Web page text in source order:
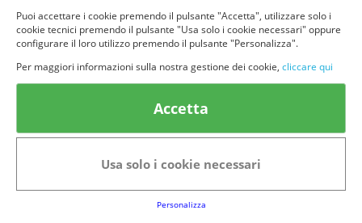
Non pratico o lo pratico saltuarialmente
Cookie Policy
Informativa Privacy
Note legali
Puoi accettare i cookie premendo il pulsante "Accetta", utilizzare solo i
cookie tecnici premendo il pulsante "Usa solo i cookie necessari" oppure
configurare il loro utilizzo premendo il pulsante "Personalizza".
Per maggiori informazioni sulla nostra gestione dei cookie, cliccare qui
Accetta
Usa solo i cookie necessari
Personalizza